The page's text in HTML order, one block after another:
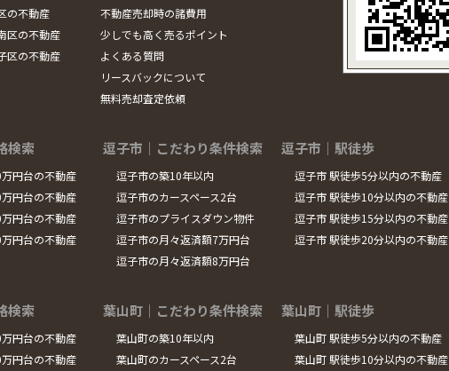
の不動産
区の不動産
区の不動産
不動産売却時の諸費用
少しでも高く売るポイント
よくある質問
リースバックについて
無料売却査定依頼
検索
円台の不動産
円台の不動産
円台の不動産
円台の不動産
逗子市｜こだわり条件検索
逗子市の築10年以内
逗子市のカースペース2台
逗子市のプライスダウン物件
逗子市の月々返済額7万円台
逗子市の月々返済額8万円台
逗子市｜駅徒歩
逗子市 駅徒歩5分以内の不動産
逗子市 駅徒歩10分以内の不動産
逗子市 駅徒歩15分以内の不動産
逗子市 駅徒歩20分以内の不動産
検索
円台の不動産
円台の不動産
葉山町｜こだわり条件検索
葉山町の築10年以内
葉山町のカースペース2台
葉山町｜駅徒歩
葉山町 駅徒歩5分以内の不動産
葉山町 駅徒歩10分以内の不動産